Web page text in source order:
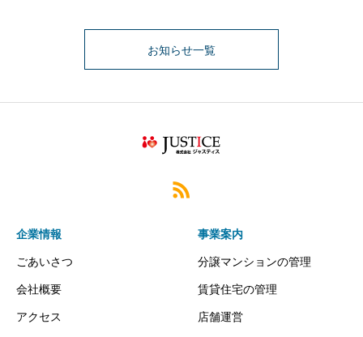
お知らせ一覧
企業情報
ごあいさつ
会社概要
アクセス
事業案内
分譲マンションの管理
賃貸住宅の管理
店舗運営